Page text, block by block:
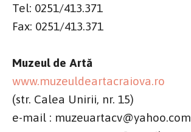
Tel: 0251/413.371
Fax: 0251/413.371
Muzeul de Artă
www.muzeuldeartacraiova.ro
(str. Calea Unirii, nr. 15)
e-mail : muzeuartacv@yahoo.com